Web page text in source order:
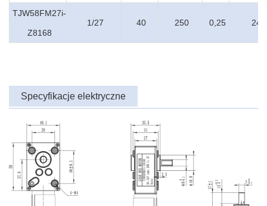
TJW58FM27i-
Z8168
1/27 40 250 0,25 24
Specyfikacje elektryczne